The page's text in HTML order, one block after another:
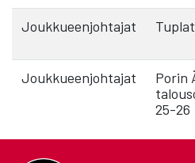
Joukkueenjohtajat
Joukkueenjohtajat
Porin
25-26